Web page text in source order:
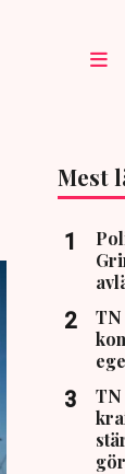
Mest
TN